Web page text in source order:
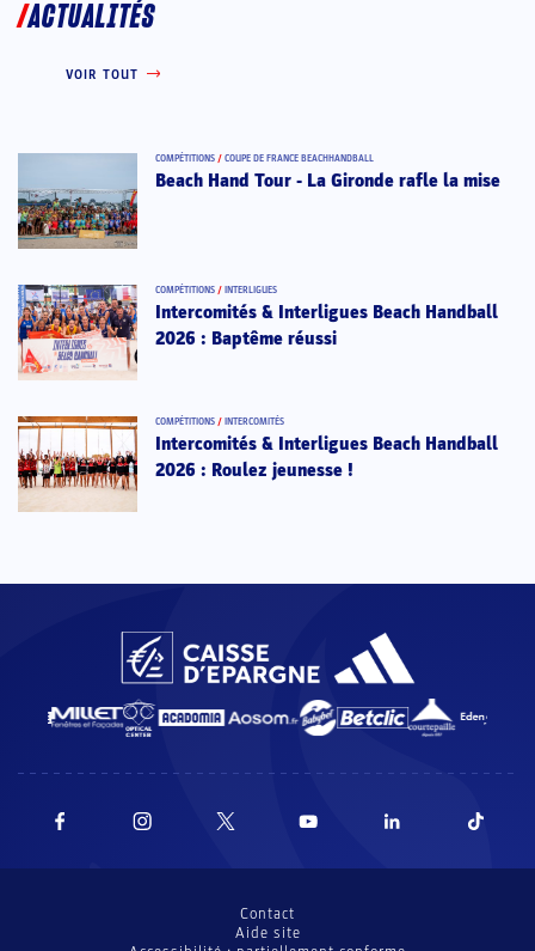
ACTUALITÉS
VOIR TOUT
COMPÉTITIONS / COUPE DE FRANCE BEACHHANDBALL
Beach Hand Tour - La Gironde rafle la mise
COMPÉTITIONS / INTERLIGUES
Intercomités & Interligues Beach Handball
2026 : Baptême réussi
COMPÉTITIONS / INTERCOMITÉS
Intercomités & Interligues Beach Handball
2026 : Roulez jeunesse !
Contact
Aide site